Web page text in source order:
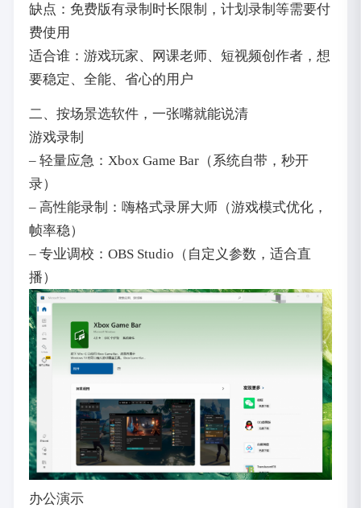
缺点：免费版有录制时长限制，计划录制等需要付
费使用
适合谁：游戏玩家、网课老师、短视频创作者，想
要稳定、全能、省心的用户
二、按场景选软件，一张嘴就能说清
游戏录制
– 轻量应急：Xbox Game Bar（系统自带，秒开
录）
– 高性能录制：嗨格式录屏大师（游戏模式优化，
帧率稳）
– 专业调校：OBS Studio（自定义参数，适合直
播）
办公演示